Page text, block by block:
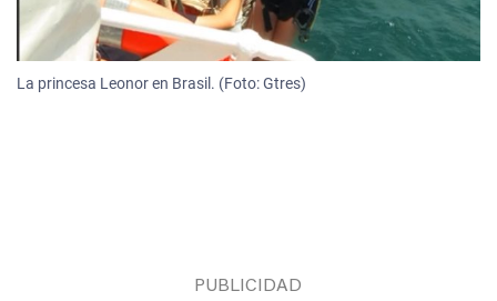
La princesa Leonor en Brasil. (Foto: Gtres)